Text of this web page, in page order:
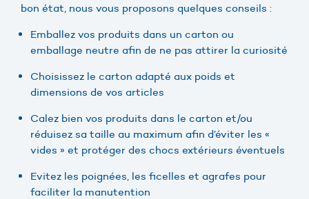
bon état, nous vous proposons quelques conseils :
Emballez vos produits dans un carton ou
emballage neutre afin de ne pas attirer la curiosité
Choisissez le carton adapté aux poids et
dimensions de vos articles
Calez bien vos produits dans le carton et/ou
réduisez sa taille au maximum afin d’éviter les «
vides » et protéger des chocs extérieurs éventuels
Evitez les poignées, les ficelles et agrafes pour
faciliter la manutention